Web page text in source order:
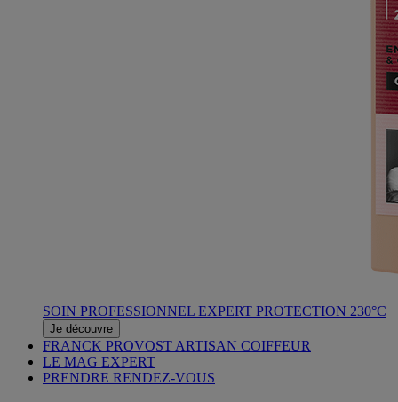
SOIN PROFESSIONNEL EXPERT PROTECTION 230°C
Je découvre
FRANCK PROVOST ARTISAN COIFFEUR
LE MAG EXPERT
PRENDRE RENDEZ-VOUS